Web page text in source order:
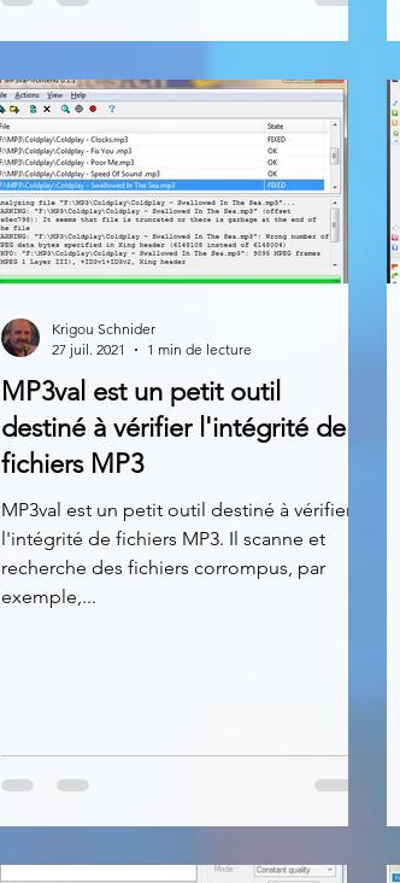
MP3val est un petit outil
destiné à vérifier l'intégrité de
fichiers MP3
MP3val est un petit outil destiné à vérifier
l'intégrité de fichiers MP3. Il scanne et
recherche des fichiers corrompus, par
exemple,...
Krigou Schnider
27 juil. 2021
1 min de lecture